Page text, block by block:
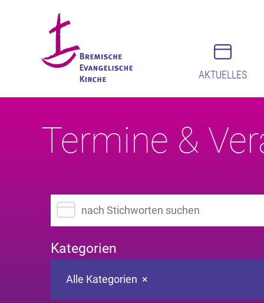
AKTUELLES
Termine &
Suchbegriff eingeben
Kategorien
×
Alle Kategorien